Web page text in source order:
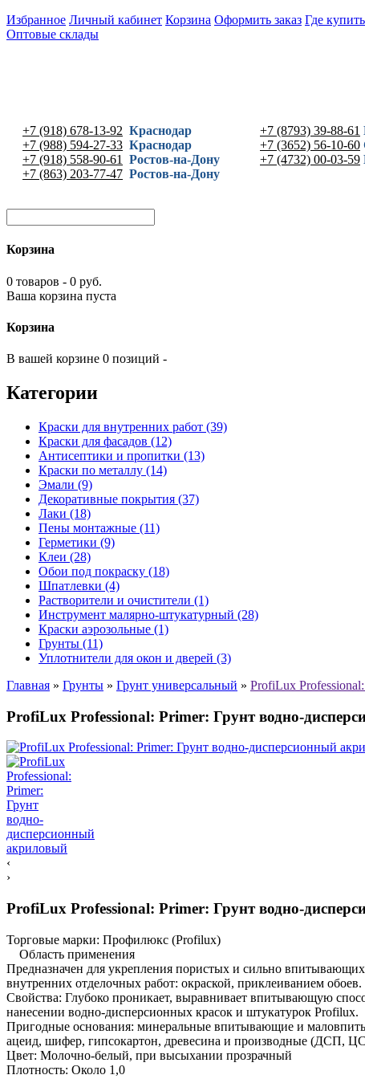
Избранное Личный кабинет Корзина Оформить заказ Где
Оптовые склады
+7 (918) 678-13-92 Краснодар
+7 (988) 594-27-33 Краснодар
+7 (918) 558-90-61
Ростов-на-Дону
+7 (863) 203-77-47 Ростов-на-Дону
+7 (8793) 39-88-61
+7 (3652) 56-10-60
+7 (4732) 00-03-59
Корзина
0 товаров - 0 руб.
Ваша корзина пуста
Корзина
В вашей корзине 0 позиций -
Категории
Краски для внутренних работ (39)
Краски для фасадов (12)
Антисептики и пропитки (13)
Краски по металлу (14)
Эмали (9)
Декоративные покрытия (37)
Лаки (18)
Пены монтажные (11)
Герметики (9)
Клеи (28)
Обои под покраску (18)
Шпатлевки (4)
Растворители и очистители (1)
Инструмент малярно-штукатурный (28)
Краски аэрозольные (1)
Грунты (11)
Уплотнители для окон и дверей (3)
Главная » Грунты » Грунт универсальный » ProfiLux
ProfiLux Professional: Primer: Грунт водно-
‹
›
ProfiLux Professional: Primer: Грунт водно-
Торговые марки: Профилюкс (Profilux)
Область применения
Предназначен для укрепления пористых и сильно
внутренних отделочных работ: окраской, приклеиванием
Свойства: Глубоко проникает, выравнивает впитывающую
нанесении водно-дисперсионных красок и штукатурок Profilux.
Пригодные основания: минеральные впитывающие и
ацеид, шифер, гипсокартон, древесина и производные (ДСП,
Цвет: Молочно-белый, при высыхании прозрачный
Плотность: Около 1,0